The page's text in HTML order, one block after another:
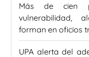
Más de cien
vulnerabilidad,
forman en oficios
UPA alerta del